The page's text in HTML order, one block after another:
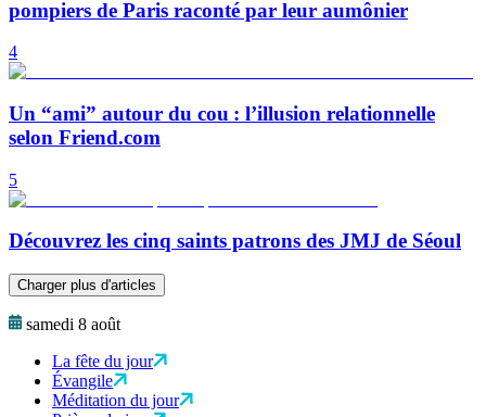
pompiers de Paris raconté par leur aumônier
4
Un “ami” autour du cou : l’illusion relationnelle
selon Friend.com
5
Découvrez les cinq saints patrons des JMJ de Séoul
Charger plus d'articles
samedi 8 août
La fête du jour
Évangile
Méditation du jour